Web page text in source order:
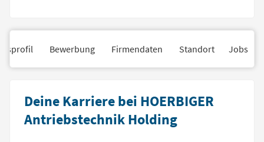
Bewerbung Firmendaten Standort Jobs
Deine Karriere bei HOERBIGER
Antriebstechnik Holding